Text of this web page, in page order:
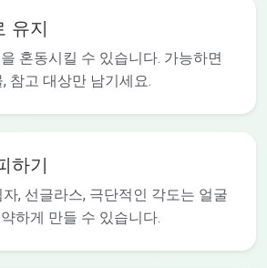
유지
혼동시킬 수 있습니다. 가능하면
참고 대상만 남기세요.
하기
, 선글라스, 극단적인 각도는 얼굴
하게 만들 수 있습니다.